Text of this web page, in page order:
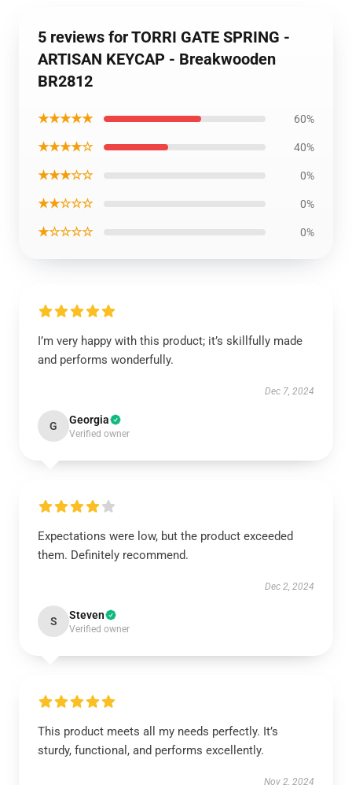
5 reviews for TORRI GATE SPRING -
ARTISAN KEYCAP - Breakwooden
BR2812
★★★★★ 60%
★★★★☆ 40%
★★★☆☆ 0%
★★☆☆☆ 0%
★☆☆☆☆ 0%
I’m very happy with this product; it’s skillfully made
and performs wonderfully.
Dec 7, 2024
G Georgia
Verified owner
Expectations were low, but the product exceeded
them. Definitely recommend.
Dec 2, 2024
S Steven
Verified owner
This product meets all my needs perfectly. It’s
sturdy, functional, and performs excellently.
Nov 2, 2024